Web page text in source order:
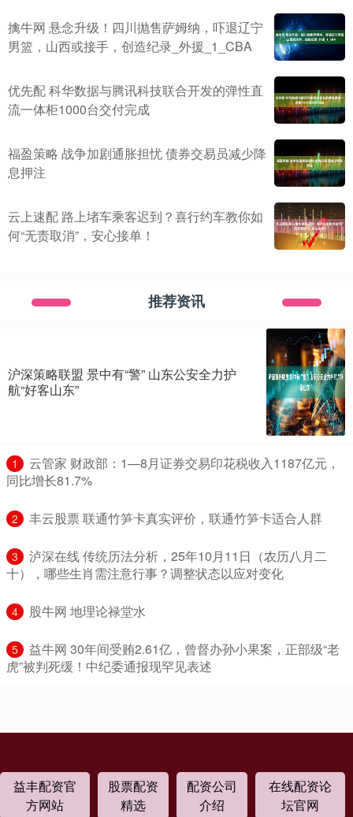
擒牛网 悬念升级！四川抛售萨姆纳，吓退辽宁
男篮，山西或接手，创造纪录_外援_1_CBA
优先配 科华数据与腾讯科技联合开发的弹性直
流一体柜1000台交付完成
福盈策略 战争加剧通胀担忧 债券交易员减少降
息押注
云上速配 路上堵车乘客迟到？喜行约车教你如
何“无责取消”，安心接单！
推荐资讯
沪深策略联盟 景中有“警” 山东公安全力护
航“好客山东”
1
​云管家 财政部：1—8月证券交易印花税收入1187亿元，
同比增长81.7%
2 ​丰云股票 联通竹笋卡真实评价，联通竹笋卡适合人群
3
​泸深在线 传统历法分析，25年10月11日（农历八月二
十），哪些生肖需注意行事？调整状态以应对变化
4 ​股牛网 地理论禄堂水
5
​益牛网 30年间受贿2.61亿，曾督办孙小果案，正部级“老
虎”被判死缓！中纪委通报现罕见表述
益丰配资官
方网站
股票配资
精选
配资公司
介绍
在线配资论
坛官网